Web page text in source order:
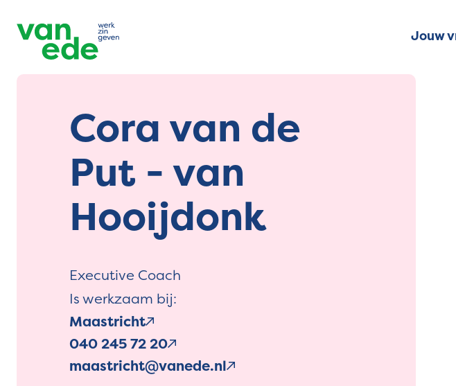
Jouw
Cora van de
Put - van
Hooijdonk
Executive Coach
Is werkzaam bij:
Maastricht
040 245 72 20
maastricht@vanede.nl